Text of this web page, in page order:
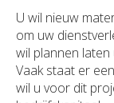
Contact
Newsroom
U wil nieuw
om uw
wil plannen
Vaak staat er
wil u voor dit